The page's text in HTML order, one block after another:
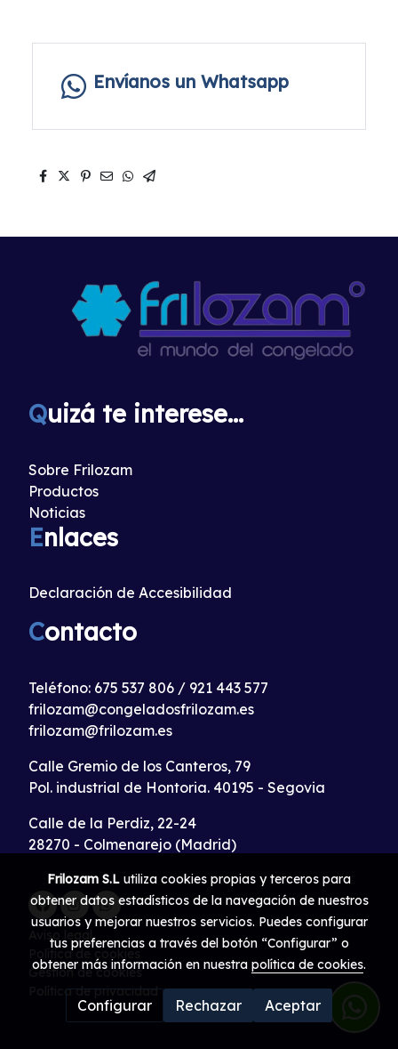
Envíanos un Whatsapp
Quizá te interese...
Sobre Frilozam
Productos
Noticias
Enlaces
Declaración de Accesibilidad
Contacto
Teléfono: 675 537 806 / 921 443 577
frilozam@congeladosfrilozam.es
frilozam@frilozam.es
Calle Gremio de los Canteros, 79
Pol. industrial de Hontoria. 40195 - Segovia
Calle de la Perdiz, 22-24
28270 - Colmenarejo (Madrid)
Aviso legal
Política de cookies
Gestión de cookies
Política de privacidad
Frilozam S.L utiliza cookies propias y terceros para
obtener datos estadísticos de la navegación de nuestros
usuarios y mejorar nuestros servicios. Puedes configurar
tus preferencias a través del botón “Configurar” o
obtener más información en nuestra política de cookies.
Configurar Rechazar Aceptar